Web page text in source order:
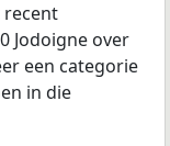
recent
Jodoigne over
een categorie
in die